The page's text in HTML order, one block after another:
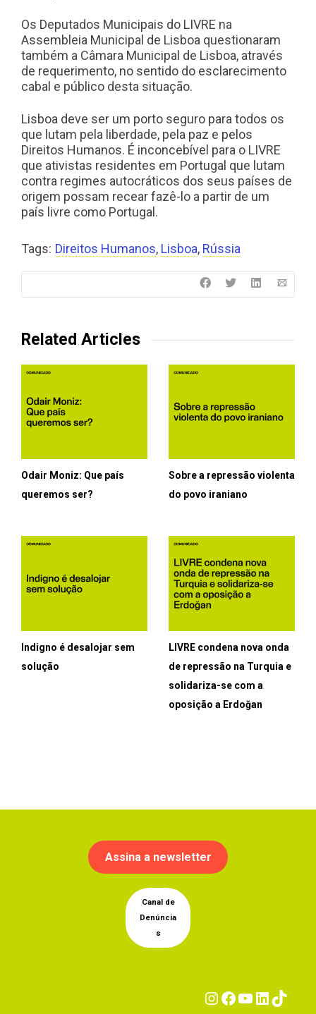
Os Deputados Municipais do LIVRE na
Assembleia Municipal de Lisboa questionaram
também a Câmara Municipal de Lisboa, através
de requerimento, no sentido do esclarecimento
cabal e público desta situação.
Lisboa deve ser um porto seguro para todos os
que lutam pela liberdade, pela paz e pelos
Direitos Humanos. É inconcebível para o LIVRE
que ativistas residentes em Portugal que lutam
contra regimes autocráticos dos seus países de
origem possam recear fazê-lo a partir de um
país livre como Portugal.
Tags: Direitos Humanos, Lisboa, Rússia
Related Articles
Odair Moniz: Que país
queremos ser?
Sobre a repressão violenta
do povo iraniano
Indigno é desalojar sem
solução
LIVRE condena nova onda
de repressão na Turquia e
solidariza-se com a
oposição a Erdoğan
Assina a newsletter
Canal de
Denúncia
s
Instagram
Facebook